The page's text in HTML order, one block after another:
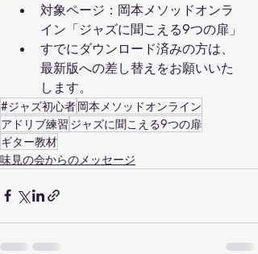
対象ページ：岡本メソッドオンラ
イン「ジャズに聞こえる9つの扉」
すでにダウンロード済みの方は、
最新版への差し替えをお願いいた
します。
#ジャズ初心者岡本メソッドオンライン
アドリブ練習 ジャズに聞こえる9つの扉
ギター教材
味見の会からのメッセージ